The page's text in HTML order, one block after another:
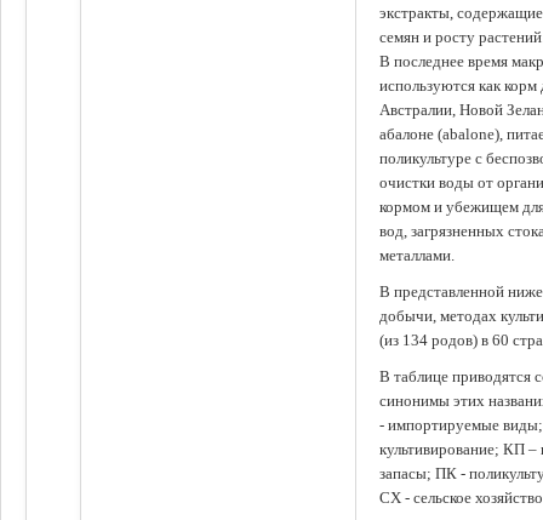
экстракты,
семян и росту
В последнее время
используются как
Австралии, Новой
абалоне (abalone),
поликультуре с
очистки воды от
кормом и убежищем
вод, загрязненных
металлами.
В представленной
добычи, методах
(из 134 родов) в 60
В таблице приводятся
синонимы этих
- импортируемые
культивирование; КП
запасы; ПК -
СХ - сельское